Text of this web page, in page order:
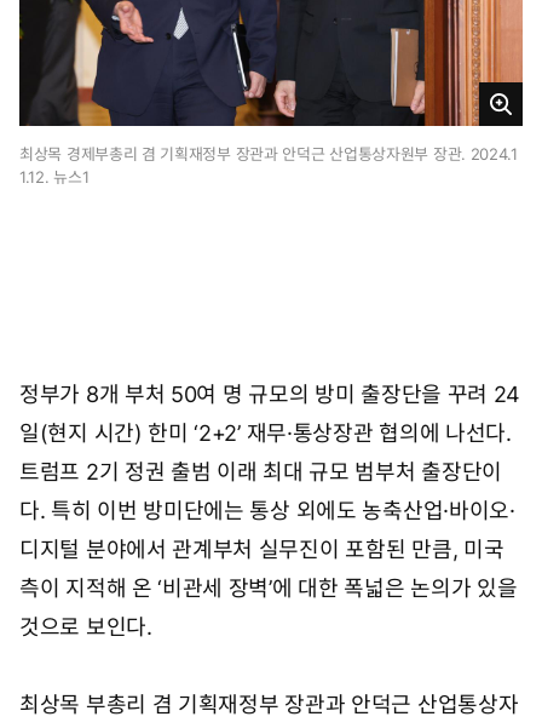
크
게
최상목 경제부총리 겸 기획재정부 장관과 안덕근 산업통상자원부 장관. 2024.1
1.12. 뉴스1
정부가 8개 부처 50여 명 규모의 방미 출장단을 꾸려 24
일(현지 시간) 한미 ‘2+2’ 재무·통상장관 협의에 나선다.
트럼프 2기 정권 출범 이래 최대 규모 범부처 출장단이
다. 특히 이번 방미단에는 통상 외에도 농축산업·바이오·
디지털 분야에서 관계부처 실무진이 포함된 만큼, 미국
측이 지적해 온 ‘비관세 장벽’에 대한 폭넓은 논의가 있을
것으로 보인다.
최상목 부총리 겸 기획재정부 장관과 안덕근 산업통상자